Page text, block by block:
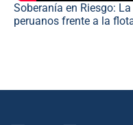
Soberanía en Riesgo:
peruanos frente a la